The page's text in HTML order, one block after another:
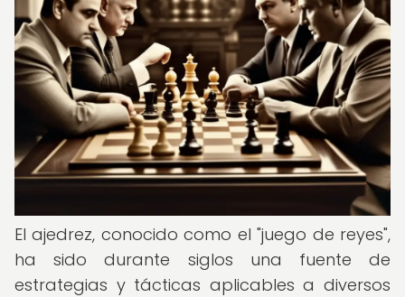
El ajedrez, conocido como el "juego de reyes",
ha sido durante siglos una fuente de
estrategias y tácticas aplicables a diversos